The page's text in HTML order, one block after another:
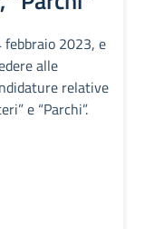
2023, e
alle
relative
e “Parchi”.